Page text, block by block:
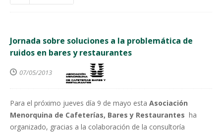
Jornada sobre soluciones a la problemática de
ruidos en bares y restaurantes
07/05/2013
Para el próximo jueves día 9 de mayo esta Asociación
Menorquina de Cafeterías, Bares y Restaurantes ha
organizado, gracias a la colaboración de la consultoría